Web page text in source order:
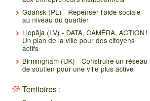
Gdańsk (PL) - Repenser l’aide sociale
au niveau du quartier
Liepāja (LV) - DATA, CAMÉRA, ACTION !
Un plan de la ville pour des citoyens
actifs
Birmingham (UK) - Construire un réseau
de soutien pour une ville plus active
Territoires :